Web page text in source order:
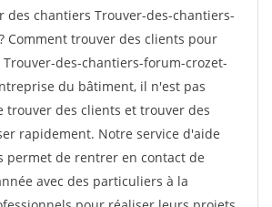
des chantiers Trouver-des-chantiers-
Comment trouver des clients pour
des-chantiers-forum-crozet-
du bâtiment, il n'est pas
trouver des clients et trouver des
rapidement. Notre service d'aide
permet de rentrer en contact de
avec des particuliers à la